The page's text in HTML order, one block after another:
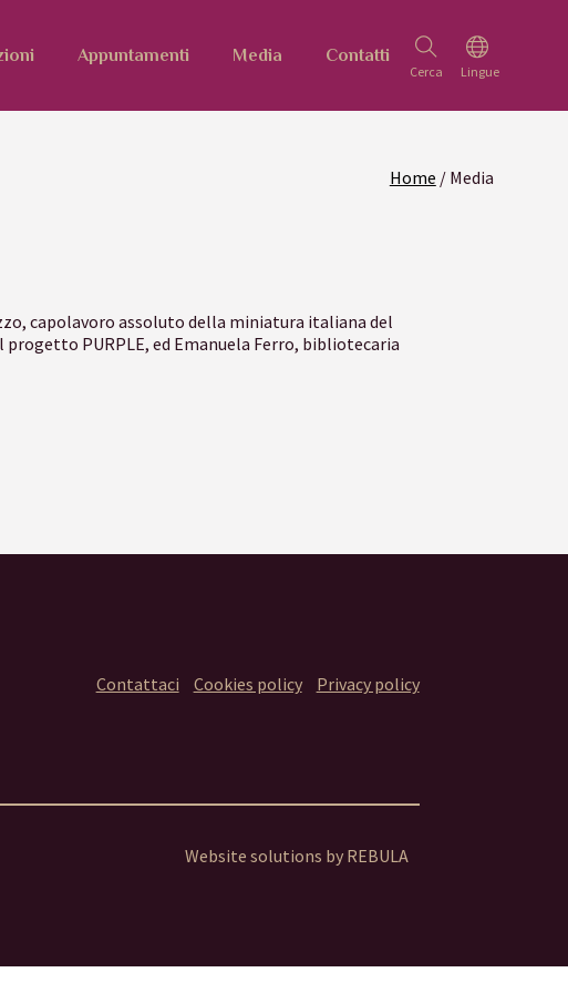
Appuntamenti Media Contatti
Home / Media
capolavoro assoluto della miniatura italiana del
PURPLE, ed Emanuela Ferro, bibliotecaria
Contattaci Cookies policy Privacy policy
Website solutions by REBULA